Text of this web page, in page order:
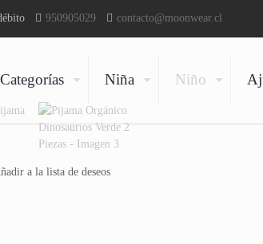
950905029 contacto@moonwear.cl
Categorías Niña Niño
a la lista de deseos